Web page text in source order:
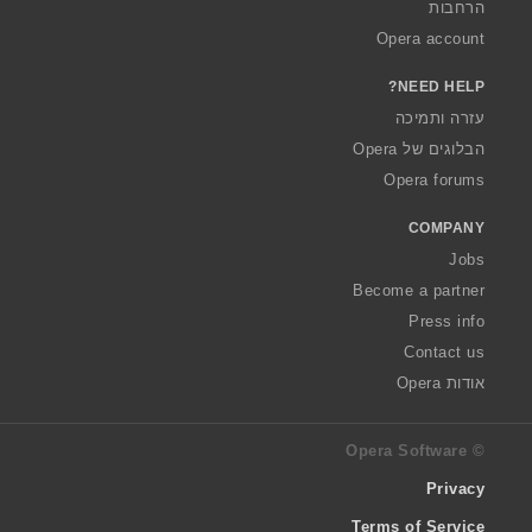
הרחבות
Opera account
NEED HELP?
עזרה ותמיכה
הבלוגים של Opera
Opera forums
COMPANY
Jobs
Become a partner
Press info
Contact us
אודות Opera
© Opera Software
Privacy
Terms of Service